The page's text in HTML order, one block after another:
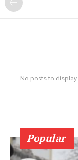
No posts to display
Popular